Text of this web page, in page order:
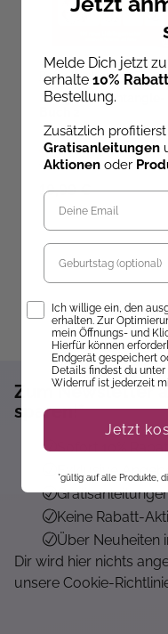
Beate Winkler
Das große Zentangle-
Ab dem 09.10.26
versandbereit
19,99 €
Zum Newsletter
sparen!*
Sofort 10%
Exklusive
Keine Rabatt-
Über Neuheiten
Dir wird hier nichts
unsere Cookie-
Melde Dich jetzt
erhalte 10% Rabatt
Bestellung.
Zusätzlich
Gratisanleitungen
Aktionen oder
Geburtstag
Opt-InIch willige ein, den
erhalten. Zur
mein Öffnungs- und
Hierfür können
Endgerät gespeichert
Details findest du
Widerruf ist jederzeit
Jetzt
*gültig auf alle Produkte,